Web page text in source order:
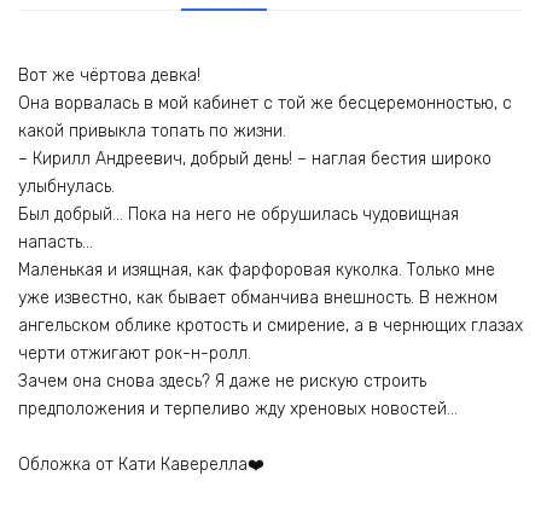
Вот же чёртова девка!
Она ворвалась в мой кабинет с той же бесцеремонностью, с
какой привыкла топать по жизни.
– Кирилл Андреевич, добрый день! – наглая бестия широко
улыбнулась.
Был добрый… Пока на него не обрушилась чудовищная
напасть…
Маленькая и изящная, как фарфоровая куколка. Только мне
уже известно, как бывает обманчива внешность. В нежном
ангельском облике кротость и смирение, а в чернющих глазах
черти отжигают рок-н-ролл.
Зачем она снова здесь? Я даже не рискую строить
предположения и терпеливо жду хреновых новостей…
Обложка от Кати Каверелла❤️